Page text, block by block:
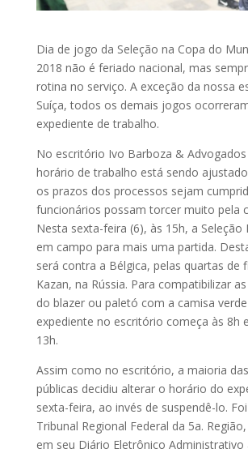
Dia de jogo da Seleção na Copa do
2018 não é feriado nacional, mas
rotina no serviço. A exceção da nossa
Suíça, todos os demais jogos
expediente de trabalho.
No escritório Ivo Barboza &
horário de trabalho está sendo
os prazos dos processos sejam
funcionários possam torcer muito pela
Nesta sexta-feira (6), às 15h, a Seleção
em campo para mais uma partida.
será contra a Bélgica, pelas quartas de
Kazan, na Rússia. Para compatibilizar
do blazer ou paletó com a camisa
expediente no escritório começa às 8h
13h.
Assim como no escritório, a maioria
públicas decidiu alterar o horário do
sexta-feira, ao invés de suspendê-lo.
Tribunal Regional Federal da 5a.
em seu Diário Eletrônico Administrativo